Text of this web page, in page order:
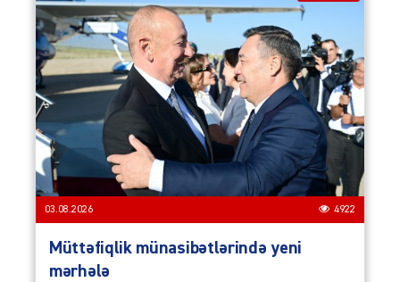
03.08.2026 4922
Müttəfiqlik münasibətlərində yeni
mərhələ